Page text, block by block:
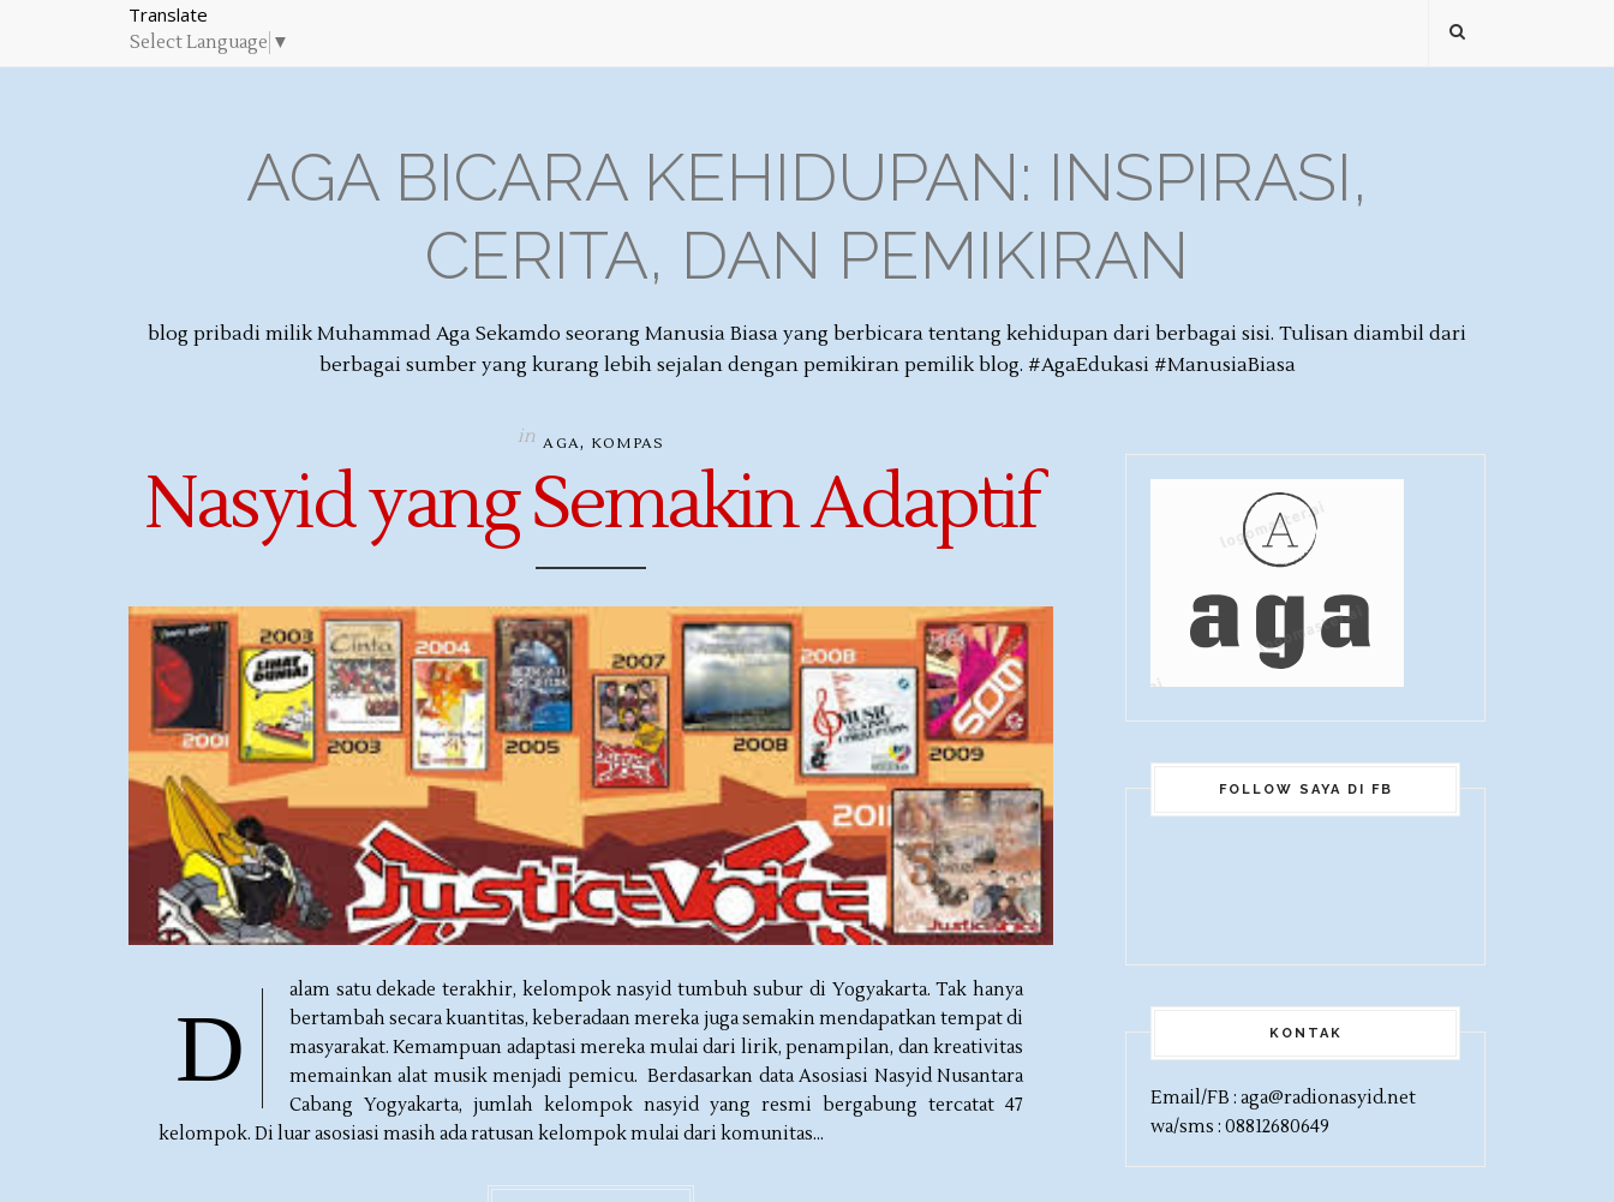
Translate
Select Language ▼
AGA BICARA KEHIDUPAN: INSPIRASI,
CERITA, DAN PEMIKIRAN
blog pribadi milik Muhammad Aga Sekamdo seorang Manusia Biasa yang berbicara tentang kehidupan dari berbagai sisi. Tulisan diambil dari
berbagai sumber yang kurang lebih sejalan dengan pemikiran pemilik blog. #AgaEdukasi #ManusiaBiasa
in AGA, KOMPAS
Nasyid yang Semakin Adaptif
D
alam satu dekade terakhir, kelompok nasyid tumbuh subur di Yogyakarta. Tak hanya
bertambah secara kuantitas, keberadaan mereka juga semakin mendapatkan tempat di
masyarakat. Kemampuan adaptasi mereka mulai dari lirik, penampilan, dan kreativitas
memainkan alat musik menjadi pemicu. Berdasarkan data Asosiasi Nasyid Nusantara
Cabang Yogyakarta, jumlah kelompok nasyid yang resmi bergabung tercatat 47
kelompok. Di luar asosiasi masih ada ratusan kelompok mulai dari komunitas...
FOLLOW SAYA DI FB
KONTAK
Email/FB : aga@radionasyid.net
wa/sms : 08812680649